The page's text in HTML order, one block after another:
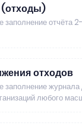
заполнение отчёта
отходов
заполнение
любого